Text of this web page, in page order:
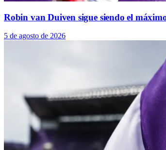
Robin van Duiven sigue siendo el
5 de agosto de 2026